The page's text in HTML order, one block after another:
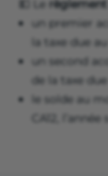
💵 Le règlement
un premier
la taxe due
un second
de la taxe due
le solde au
CA12,